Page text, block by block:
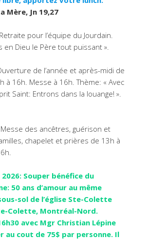
Mère, Jn 19,27
pour l’équipe du Jourdain.
en Dieu le Père tout puissant ».
de l’année et après-midi de
à 16h. Messe à 16h. Thème: « Avec
Saint: Entrons dans la louange! ».
des ancêtres, guérison et
chapelet et prières de 13h à
Souper bénéfice du
50 ans d’amour au même
sol de l’église Ste-Colette
Colette, Montréal-Nord.
avec Mgr Christian Lépine
au cout de 75$ par personne. Il